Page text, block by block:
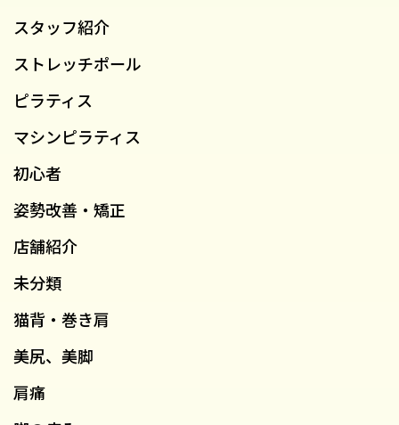
スタッフ紹介
ストレッチポール
ピラティス
マシンピラティス
初心者
姿勢改善・矯正
店舗紹介
未分類
猫背・巻き肩
美尻、美脚
肩痛